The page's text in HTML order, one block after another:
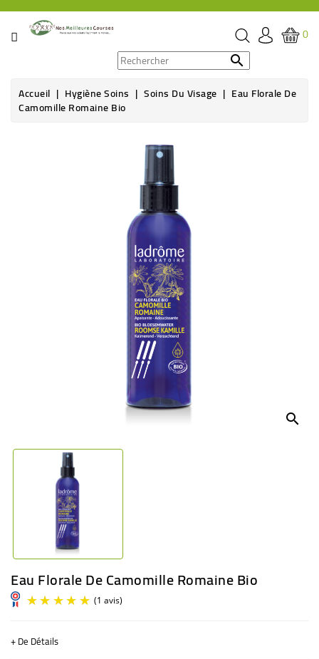
CATÉGORIE
ÉPICERIE
0

Accueil Hygiène Soins Soins Du Visage Eau Florale De
Camomille Romaine Bio
search
Eau Florale De Camomille Romaine Bio
+ De Détails